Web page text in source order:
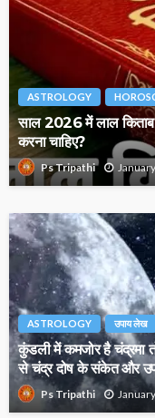
ASTROLOGY
साल 2026 में लाल किताब
करना चाहिए?
Ps Tripathi
ASTROLOGY उपाय लेख
कुंडली में कमजोर है चंद्रमा
से चंद्र दोष के संकेत और
Ps Tripathi